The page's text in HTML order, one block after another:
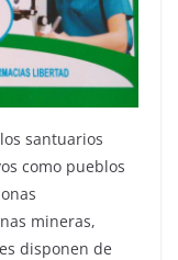
santuarios
como pueblos
mineras,
disponen de